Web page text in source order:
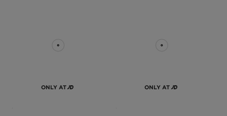
ONLY AT ONLY AT